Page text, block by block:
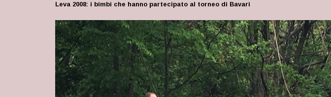
Leva 2008: i bimbi che hanno partecipato al torneo di Bavari